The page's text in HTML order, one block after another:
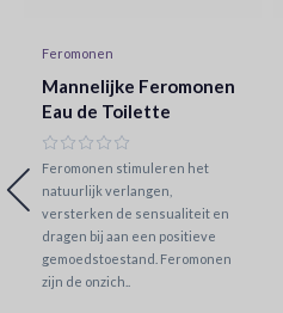
Feromonen
Mannelijke Feromonen
Eau de Toilette
Feromonen stimuleren het
natuurlijk verlangen,
versterken de sensualiteit en
dragen bij aan een positieve
gemoedstoestand. Feromonen
zijn de onzich..